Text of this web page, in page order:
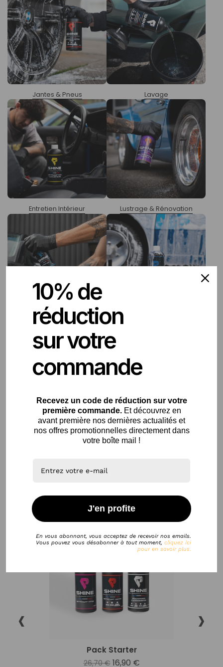
Jantes & Pneus Lavage
Entretien Intérieur Lustrage & Rénovation
Finition & Protection Mousse de Prélavage
Vitres & Pare-Brise Accessoires
LES PACKS SHINE
Pack Starter
26,70 € 16,90 €
EXCLU WEB -9,80 €
‹ ›
10% de
réduction
sur votre
commande
Recevez un code deréduction sur votre
première commande.Et découvrez en
avant première nos dernières actualités et
nos offres promotionnelles directement dans
votre boîte mail !
J'en profite
En vous abonnant, vous acceptez de recevoir nos emails.
Vous pouvez vous désabonner à tout moment, cliquez ici
pour en savoir plus.